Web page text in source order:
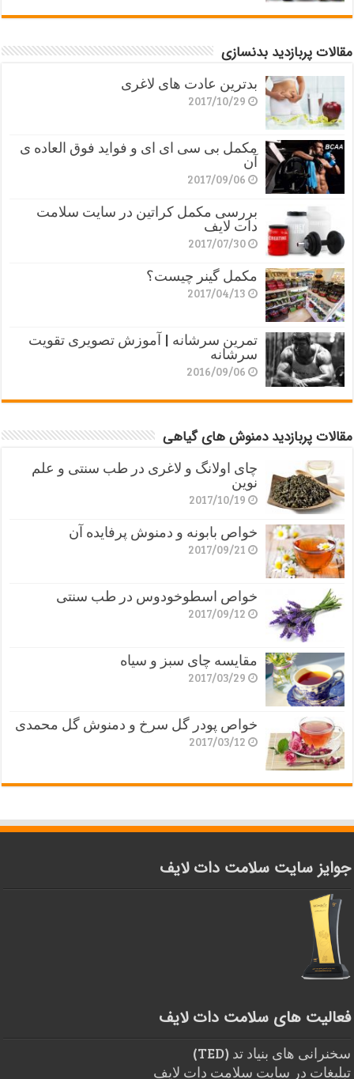
مقالات پربازدید بدنسازی
بدترین عادت های لاغری
2017/10/29
مکمل بی سی ای ای و فواید فوق العاده ی
آن
2017/09/06
بررسی مکمل کراتین در سایت سلامت
دات لایف
2017/07/30
مکمل گینر چیست؟
2017/04/13
تمرین سرشانه | آموزش تصویری تقویت
سرشانه
2016/09/06
مقالات پربازدید دمنوش های گیاهی
چای اولانگ و لاغری در طب سنتی و علم
نوین
2017/10/19
خواص بابونه و دمنوش پرفایده آن
2017/09/21
خواص اسطوخودوس در طب سنتی
2017/09/12
مقایسه چای سبز و سیاه
2017/03/29
خواص پودر گل سرخ و دمنوش گل محمدی
2017/03/12
جوایز سایت سلامت دات لایف
فعالیت های سلامت دات لایف
سخنرانی های بنیاد تد (TED)
تبلیغات در سایت سلامت دات لایف